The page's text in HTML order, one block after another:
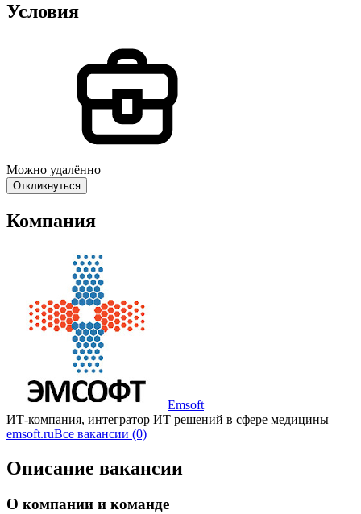
Условия
Можно удалённо
Откликнуться
Компания
Emsoft
ИТ-компания, интегратор ИТ решений в сфере медицины
emsoft.ruВсе вакансии (0)
Описание вакансии
О компании и команде